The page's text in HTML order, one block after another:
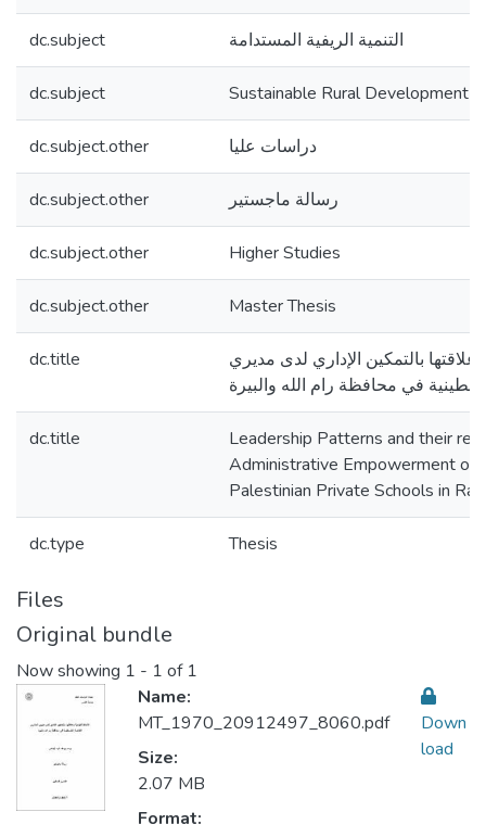
dc.subject التنمية الريفية المستدامة
dc.subject Sustainable Rural Development
dc.subject.other دراسات عليا
dc.subject.other رسالة ماجستير
dc.subject.other Higher Studies
dc.subject.other Master Thesis
dc.title
وعلاقتها بالتمكين الإداري لدى مديري
في محافظة رام الله والبيرة
dc.title
Leadership Patterns and their
Administrative Empowerment of
Palestinian Private Schools in
dc.type Thesis
Files
Original bundle
Now showing 1 - 1 of 1
Name:
MT_1970_20912497_8060.pdf
Size:
2.07 MB
Format:
Down
load